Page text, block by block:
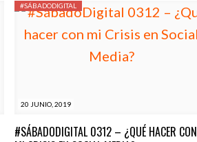
20 JUNIO, 2019
#SÁBADODIGITAL
#SÁBADODIGITAL 0312 – ¿QUÉ HACER CON